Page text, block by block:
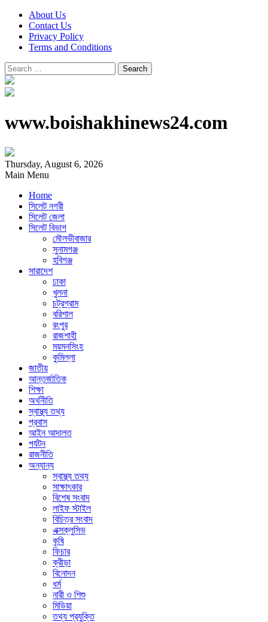
About Us
Contact Us
Privacy Policy
Terms and Conditions
Search
for:
www.boishakhinews24.com
Thursday, August 6, 2026
Main Menu
Home
সিলেট নগরী
সিলেট জেলা
সিলেট বিভাগ
মৌলভীবাজার
সুনামগঞ্জ
হবিগঞ্জ
সারাদেশ
ঢাকা
খুলনা
চট্রগ্রাম
বরিশাল
রংপুর
রাজশাহী
ময়মনসিংহ
কুমিল্লা
জাতীয়
আন্তর্জাতিক
শিক্ষা
অর্থনীতি
স্বাস্থ্য তথ্য
প্রবাস
আইন আদালত
পর্যটন
রাজনীতি
অন্যান্য
স্বাস্থ্য তথ্য
সাক্ষাৎকার
বিশেষ সংবাদ
লাইফ স্টাইল
বিচিত্র সংবাদ
এক্সক্লুসিভ
কৃষি
ফিচার
ক্রীড়া
বিনোদন
ধর্ম
নারী ও শিশু
মিডিয়া
তথ্য প্রযুক্তি